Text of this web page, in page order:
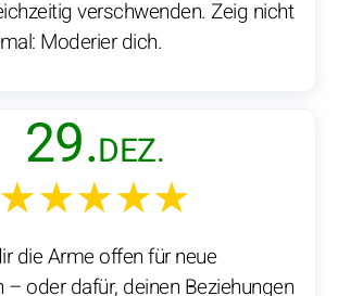
verschwenden. Zeig nicht
Moderier dich.
29.DEZ.
★★★★★
die Arme offen für neue
– oder dafür, deinen Beziehungen